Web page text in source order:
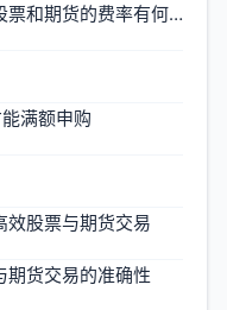
同花顺交易手续费怎么算？股票和期货的费率有何不同？
满额申购
效股票与期货交易
期货交易的准确性